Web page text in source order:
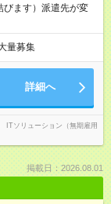
びます）派遣先が変
量募集
詳細へ
ソリューション（無期雇用
掲載日：2026.08.01